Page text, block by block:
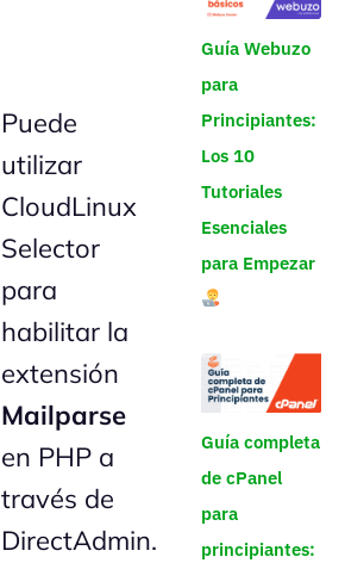
Puede
utilizar
CloudLinux
Selector
para
habilitar la
extensión
Mailparse
en PHP a
través de
DirectAdmin.
Guía Webuzo
para
Principiantes:
Los 10
Tutoriales
Esenciales
para Empezar
Guía completa
de cPanel
para
principiantes: